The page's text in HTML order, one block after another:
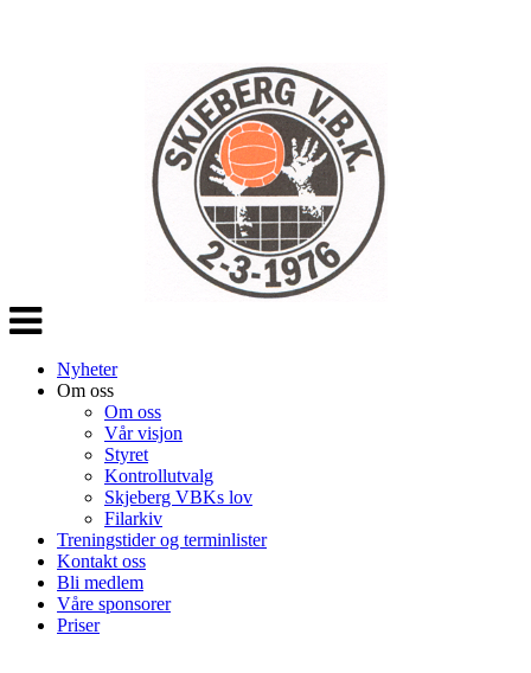
Veksle
navigasjon
Nyheter
Om oss
Om oss
Vår visjon
Styret
Kontrollutvalg
Skjeberg VBKs lov
Filarkiv
Treningstider og terminlister
Kontakt oss
Bli medlem
Våre sponsorer
Priser